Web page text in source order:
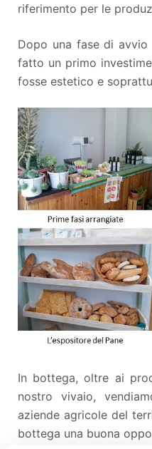
riferimento per le
Dopo una fase di avvio
fatto un primo
fosse estetico e
In bottega, oltre ai
nostro vivaio,
aziende agricole del
bottega una buona